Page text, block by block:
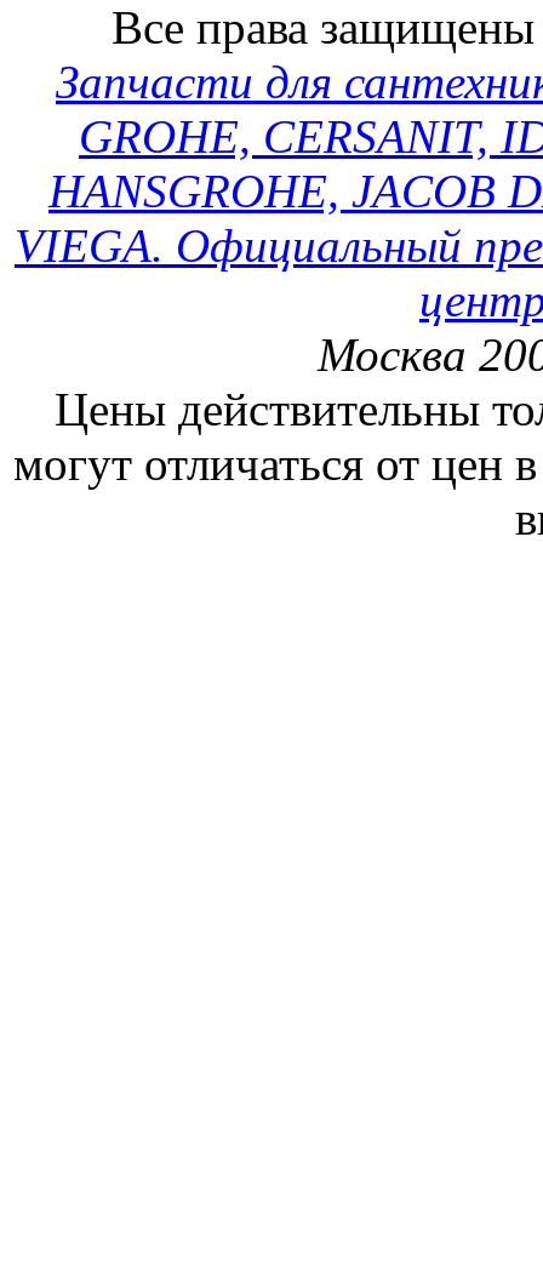
Все права
Запчасти для
GROHE, CERSANIT,
HANSGROHE, JACOB
VIEGA. Официальный
Москва
Цены действительны
могут отличаться от цен